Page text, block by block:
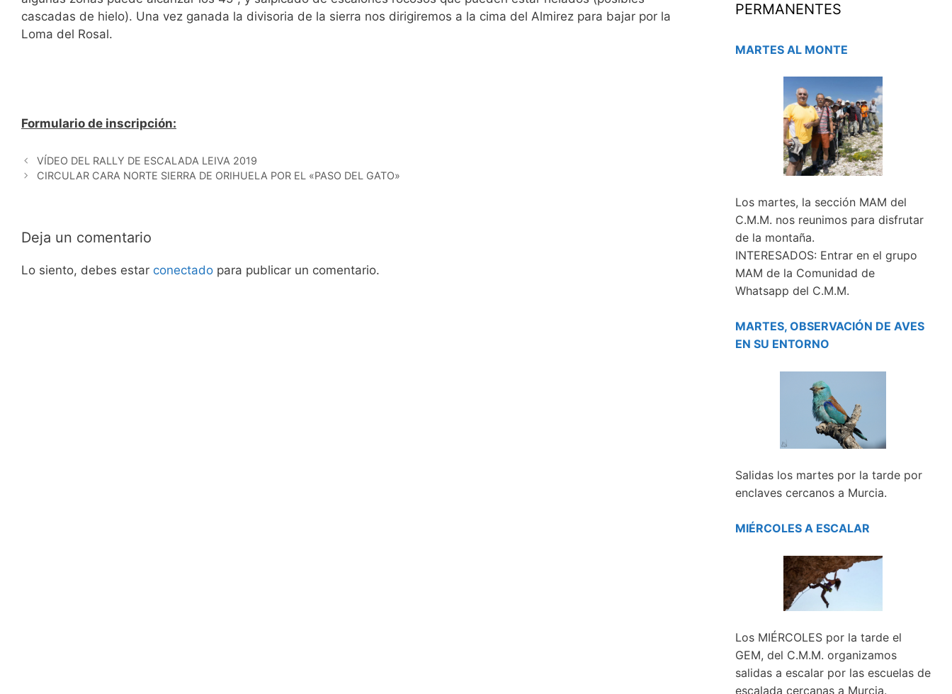
cascadas de hielo). Una vez ganada la divisoria de la sierra nos dirigiremos a la cima del Almirez para bajar por la
Loma del Rosal.
Formulario de inscripción:
VÍDEO DEL RALLY DE ESCALADA LEIVA 2019
CIRCULAR CARA NORTE SIERRA DE ORIHUELA POR EL «PASO DEL GATO»
Deja un comentario
Lo siento, debes estar conectado para publicar un comentario.
PERMANENTES
MARTES AL MONTE
Los martes, la sección MAM del
C.M.M. nos reunimos para disfrutar
de la montaña.
INTERESADOS: Entrar en el grupo
MAM de la Comunidad de
Whatsapp del C.M.M.
MARTES, OBSERVACIÓN DE AVES
EN SU ENTORNO
Salidas los martes por la tarde por
enclaves cercanos a Murcia.
MIÉRCOLES A ESCALAR
Los MIÉRCOLES por la tarde el
GEM, del C.M.M. organizamos
salidas a escalar por las escuelas de
escalada cercanas a Murcia.